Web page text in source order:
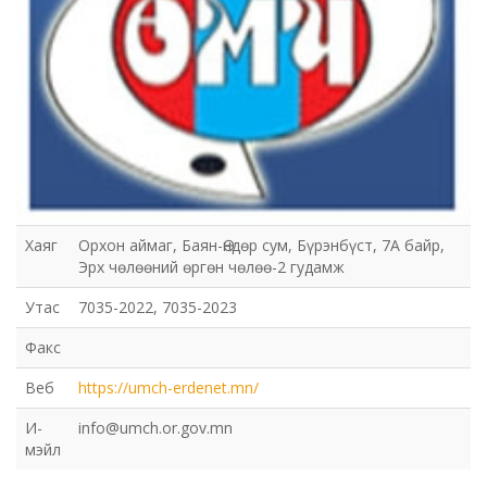
Хаяг
Орхон аймаг, Баян-Өндөр сум, Бүрэнбүст, 7А байр,
Эрх чөлөөний өргөн чөлөө-2 гудамж
Утас
7035-2022, 7035-2023
Факс
Веб
https://umch-erdenet.mn/
И-
мэйл
info@umch.or.gov.mn